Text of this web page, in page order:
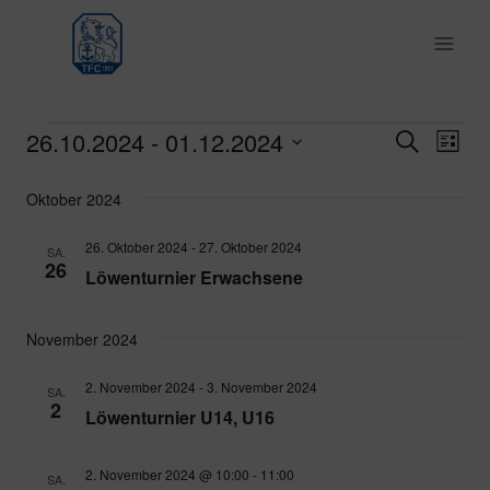
springen
Veranstaltungen SucheListe
26.10.2024 - 01.12.2024
wählen.
Oktober 2024
SA.
26 Löwenturnier Erwachsene
26. Oktober 2024 - 27. Oktober 2024
November 2024
SA.
2 Löwenturnier U14, U16
2. November 2024 - 3. November 2024
SA. 2. November 2024 @ 10:00 - 11:00